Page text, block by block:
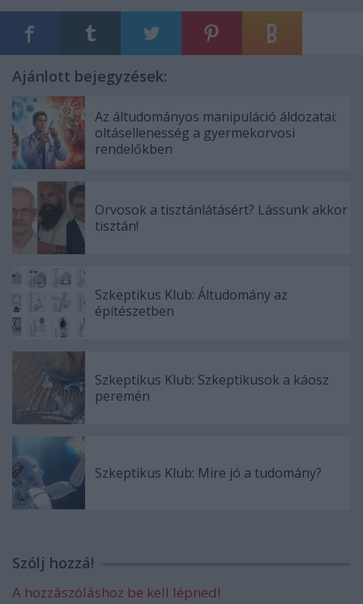
Ajánlott bejegyzések:
Az áltudományos manipuláció áldozatai:
oltásellenesség a gyermekorvosi
rendelőkben
Orvosok a tisztánlátásért? Lássunk akkor
tisztán!
Szkeptikus Klub: Áltudomány az
építészetben
Szkeptikus Klub: Szkeptikusok a káosz
peremén
Szkeptikus Klub: Mire jó a tudomány?
Szólj hozzá!
A hozzászóláshoz be kell lépned!